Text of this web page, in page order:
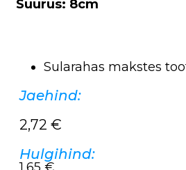
Suurus: 8cm
Sularahas makstes
Jaehind:
2,72 €
Hulgihind: